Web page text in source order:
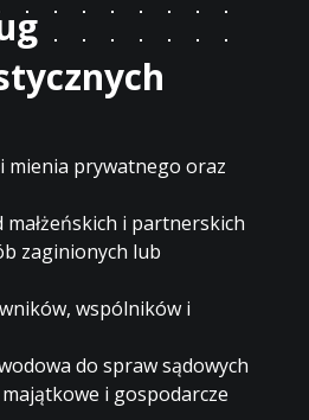
mienia prywatnego oraz
i partnerskich
zaginionych lub
wspólników i
do spraw sądowych
i gospodarcze